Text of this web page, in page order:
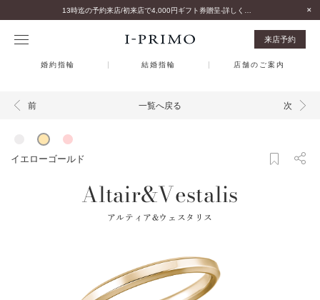
来店予約
婚約指輪 結婚指輪 店舗のご案内
前 一覧へ戻る 次
イエローゴールド
Altair&Vestalis
アルティア&ウェスタリス